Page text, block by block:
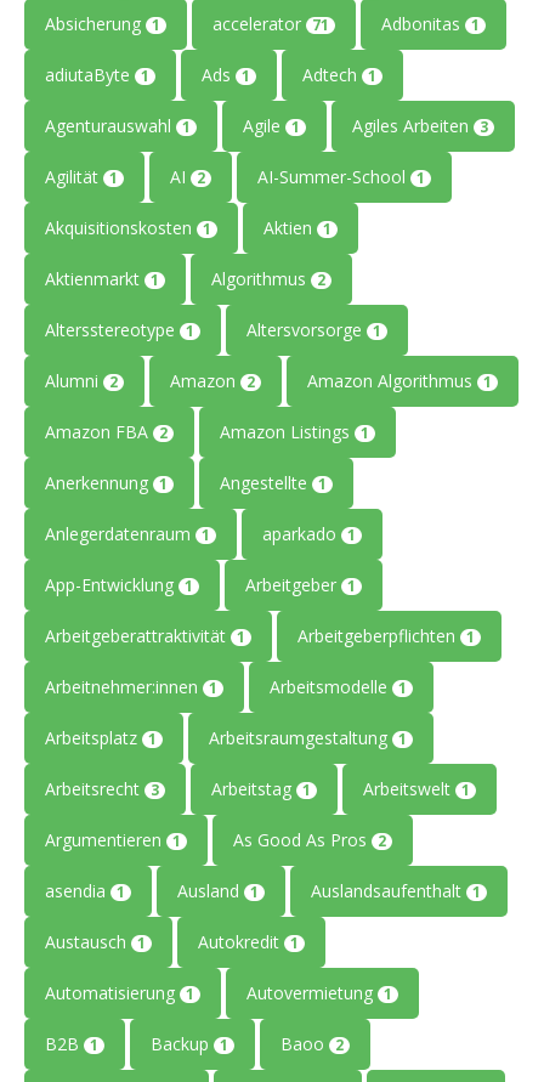
Absicherung 1 accelerator 71 Adbonitas 1
adiutaByte 1 Ads 1 Adtech 1
Agenturauswahl 1 Agile 1 Agiles Arbeiten 3
Agilität 1 AI 2 AI-Summer-School 1
Akquisitionskosten 1 Aktien 1
Aktienmarkt 1 Algorithmus 2
Altersstereotype 1 Altersvorsorge 1
Alumni 2 Amazon 2 Amazon Algorithmus 1
Amazon FBA 2 Amazon Listings 1
Anerkennung 1 Angestellte 1
Anlegerdatenraum 1 aparkado 1
App-Entwicklung 1 Arbeitgeber 1
Arbeitgeberattraktivität 1 Arbeitgeberpflichten 1
Arbeitnehmer:innen 1 Arbeitsmodelle 1
Arbeitsplatz 1 Arbeitsraumgestaltung 1
Arbeitsrecht 3 Arbeitstag 1 Arbeitswelt 1
Argumentieren 1 As Good As Pros 2
asendia 1 Ausland 1 Auslandsaufenthalt 1
Austausch 1 Autokredit 1
Automatisierung 1 Autovermietung 1
B2B 1 Backup 1 Baoo 2